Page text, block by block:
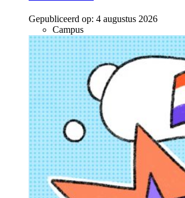
Gepubliceerd op: 4 augustus 2026
Campus